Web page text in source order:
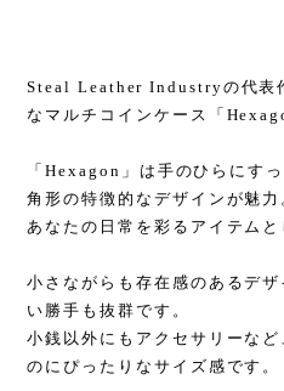
Steal Leather Industryの代表
なマルチコインケース「
「Hexagon」は手のひらにす
角形の特徴的なデザインが魅力
あなたの日常を彩るアイテム
小さながらも存在感のあるデ
い勝手も抜群です。
小銭以外にもアクセサリーな
のにぴったりなサイズ感です。